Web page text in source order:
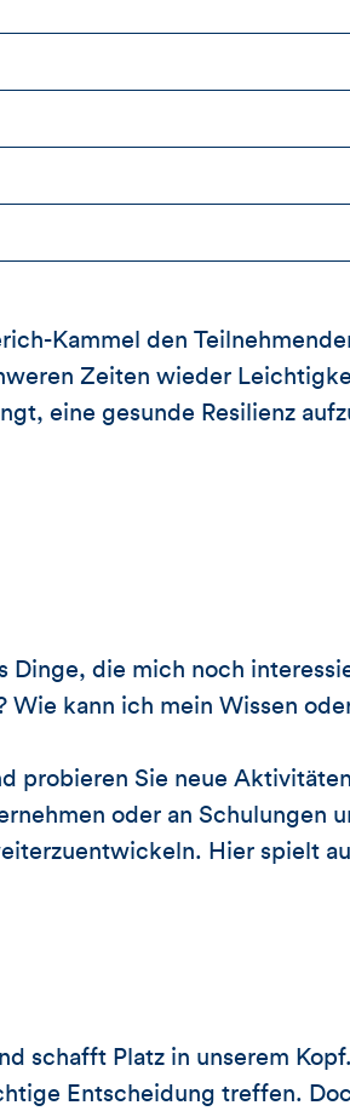
Kammel den
Zeiten wieder
eine gesunde Resilienz
Dinge, die mich noch
kann ich mein Wissen
probieren Sie neue
oder an Schulungen
Hier spielt
schafft Platz in unserem
Entscheidung treffen.